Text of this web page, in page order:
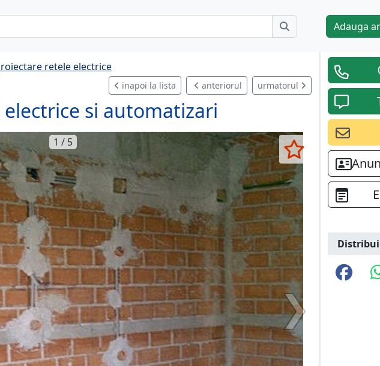
Adauga
retele electrice
inapoi la lista anteriorul urmatorul
si automatizari
1 / 5